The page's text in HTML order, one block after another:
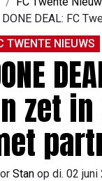
DONE DEAL: FC
TWENTE NIEUWS
zet
Stan op di. 02 juni